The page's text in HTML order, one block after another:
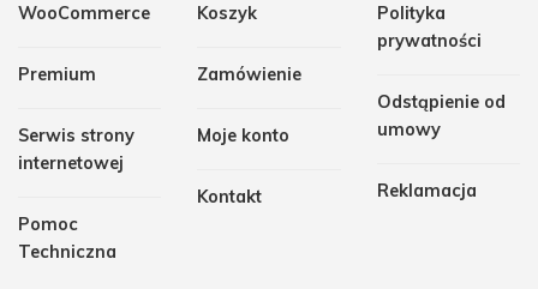
WooCommerce
Premium
Serwis strony
internetowej
Pomoc
Techniczna
Koszyk
Zamówienie
Moje konto
Kontakt
Polityka
prywatności
Odstąpienie od
umowy
Reklamacja